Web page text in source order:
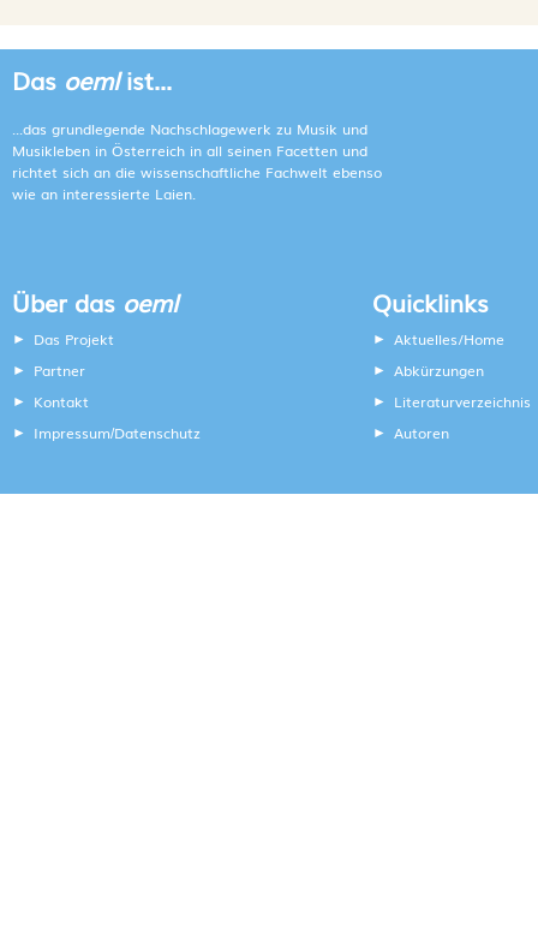
Das oemlist...
...das grundlegende Nachschlagewerk zu Musik und
Musikleben in Österreich in all seinen Facetten und
richtet sich an die wissenschaftliche Fachwelt ebenso
wie an interessierte Laien.
Über das oeml
Das Projekt
Partner
Kontakt
Impressum/Datenschutz
Quicklinks
Aktuelles/Home
Abkürzungen
Literaturverzeichnis
Autoren